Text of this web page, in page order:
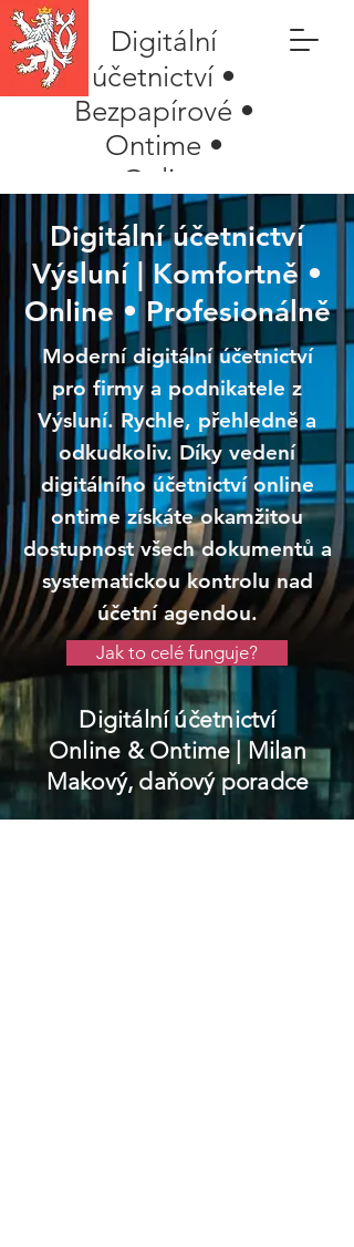
Digitální
účetnictví •
Bezpapírové •
Ontime •
Online
Digitální účetnictví
Výsluní | Komfortně •
Online • Profesionálně
Moderní digitální účetnictví
pro firmy a podnikatele z
Výsluní. Rychle, přehledně a
odkudkoliv. Díky vedení
digitálního účetnictví online
ontime získáte okamžitou
dostupnost všech dokumentů a
systematickou kontrolu nad
účetní agendou.
Jak to celé funguje?
Digitální účetnictví
Online & Ontime| Milan
Makový, daňový poradce